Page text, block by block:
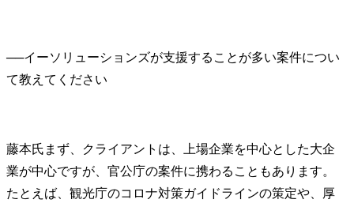
──イーソリューションズが支援することが多い案件につい
藤本氏 まず、クライアントは、上場企業を中心とした大企
業が中心ですが、官公庁の案件に携わることもあります。
たとえば、観光庁のコロナ対策ガイドラインの策定や、厚